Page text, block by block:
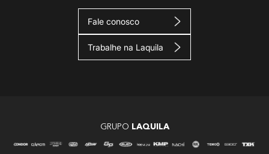
Fale conosco
Trabalhe na Laquila
GRUPO LAQUILA